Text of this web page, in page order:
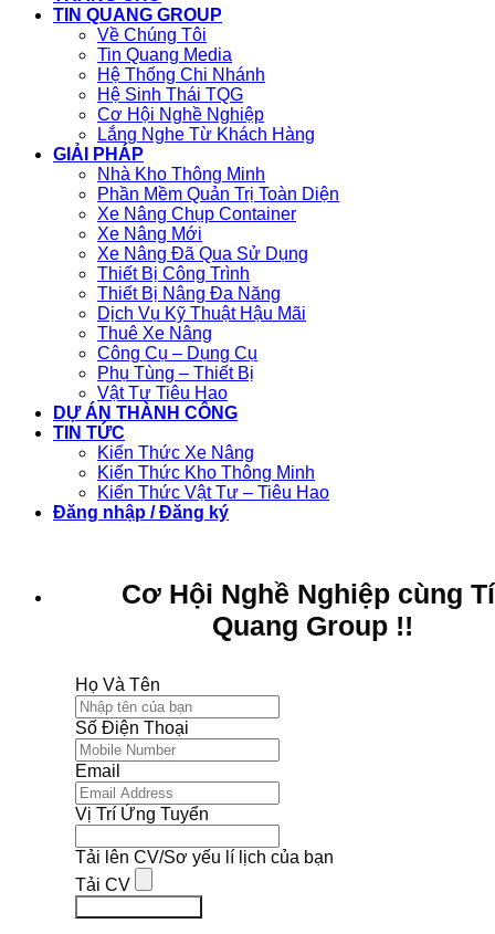
TIN QUANG GROUP
Về Chúng Tôi
Tin Quang Media
Hệ Thống Chi Nhánh
Hệ Sinh Thái TQG
Cơ Hội Nghề Nghiệp
Lắng Nghe Từ Khách Hàng
GIẢI PHÁP
Nhà Kho Thông Minh
Phần Mềm Quản Trị Toàn Diện
Xe Nâng Chụp Container
Xe Nâng Mới
Xe Nâng Đã Qua Sử Dụng
Thiết Bị Công Trình
Thiết Bị Nâng Đa Năng
Dịch Vụ Kỹ Thuật Hậu Mãi
Thuê Xe Nâng
Công Cụ – Dụng Cụ
Phụ Tùng – Thiết Bị
Vật Tư Tiêu Hao
DỰ ÁN THÀNH CÔNG
TIN TỨC
Kiến Thức Xe Nâng
Kiến Thức Kho Thông Minh
Kiến Thức Vật Tư – Tiêu Hao
Đăng nhập / Đăng ký
Cơ Hội Nghề Nghiệp cùng
Quang Group !!
Họ Và Tên
Số Điện Thoại
Email
Vị Trí Ứng Tuyển
Tải lên CV/Sơ yếu lí lịch của bạn
Tải CV